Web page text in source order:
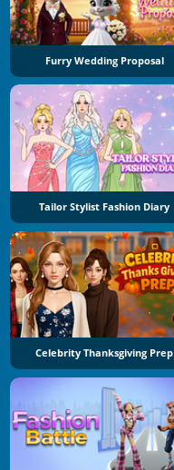
Furry Wedding Proposal
Tailor Stylist Fashion Diary
Celebrity Thanksgiving Prep